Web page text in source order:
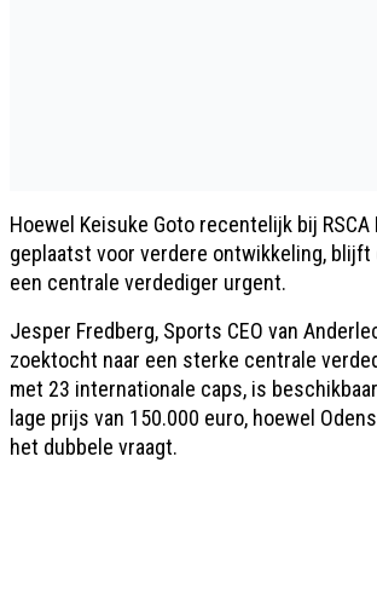
Hoewel Keisuke Goto recentelijk bij
geplaatst voor verdere ontwikkeling, blijft
een centrale verdediger urgent.
Jesper Fredberg, Sports CEO van
zoektocht naar een sterke centrale
met 23 internationale caps, is
lage prijs van 150.000 euro, hoewel
het dubbele vraagt.